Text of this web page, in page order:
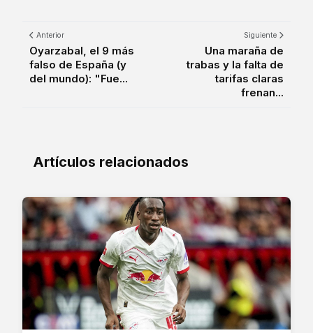
Anterior
Oyarzabal, el 9 más
falso de España (y
del mundo): "Fue...
Siguiente
Una maraña de
trabas y la falta de
tarifas claras
frenan...
Artículos relacionados